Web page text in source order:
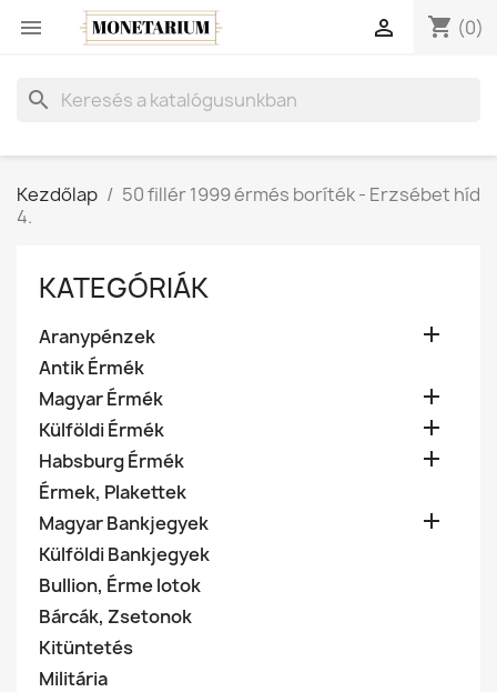
 shopping_cart (0)

search
Kezdőlap
50 fillér 1999 érmés boríték - Erzsébet híd
4.
KATEGÓRIÁK
Aranypénzek 
Antik Érmék
Magyar Érmék

Külföldi Érmék 
Habsburg Érmék 
Érmek, Plakettek
Magyar Bankjegyek

Külföldi Bankjegyek
Bullion, Érme lotok
Bárcák, Zsetonok
Kitüntetés
Militária